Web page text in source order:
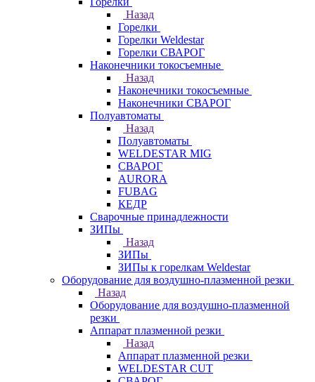
Назад
Горелки
Горелки Weldestar
Горелки СВАРОГ
Наконечники токосъемные
Назад
Наконечники токосъемные
Наконечники СВАРОГ
Полуавтоматы
Назад
Полуавтоматы
WELDESTAR MIG
СВАРОГ
AURORA
FUBAG
КЕДР
Сварочные принадлежности
ЗИПы
Назад
ЗИПы
ЗИПы к горелкам Weldestar
Оборудование для воздушно-плазменной резки
Назад
Оборудование для воздушно-плазменной
резки
Аппарат плазменной резки
Назад
Аппарат плазменной резки
WELDESTAR CUT